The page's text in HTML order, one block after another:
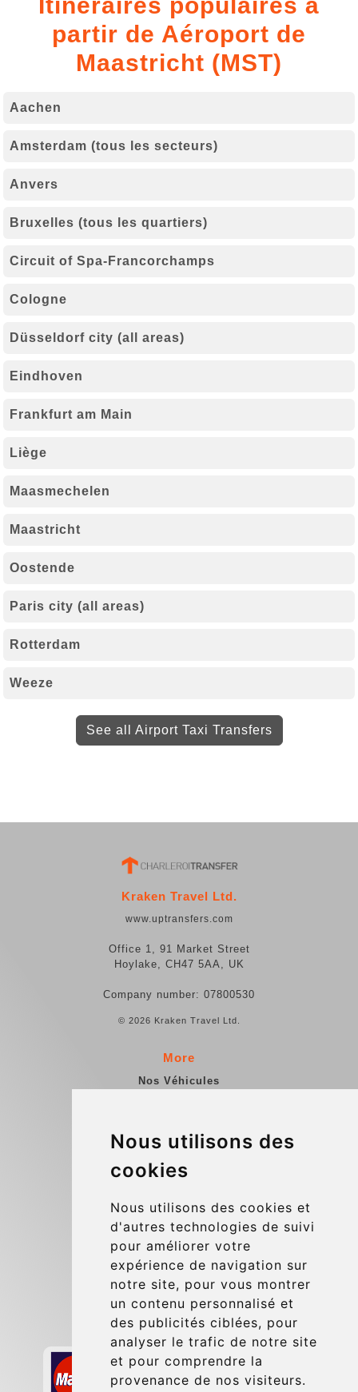
Nous utilisons des
cookies
Nous utilisons des cookies et
d'autres technologies de suivi
pour améliorer votre
expérience de navigation sur
notre site, pour vous montrer
un contenu personnalisé et
des publicités ciblées, pour
analyser le trafic de notre site
et pour comprendre la
provenance de nos visiteurs.
partir de Aéroport de
Maastricht (MST)
Aachen
Amsterdam (tous les secteurs)
Anvers
Bruxelles (tous les quartiers)
Circuit of Spa-Francorchamps
Cologne
Düsseldorf city (all areas)
Eindhoven
Frankfurt am Main
Liège
Maasmechelen
Maastricht
Oostende
Paris city (all areas)
Rotterdam
Weeze
See all Airport Taxi Transfers
Kraken Travel Ltd.
www.uptransfers.com
Office 1, 91 Market Street
Hoylake, CH47 5AA, UK
Company number: 07800530
© 2026 Kraken Travel Ltd.
More
Nos Véhicules
Informations Enterprise
Conditions Générales
Update cookies preferences
Contact
info@charleroiexpress.be
Secure Payment with STRIPE